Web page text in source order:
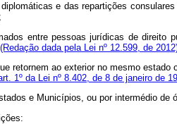
e das repartições
entre pessoas jurídicas de direito
(Redação dada pela Lei nº 12.599, de
retornem ao exterior no mesmo
1º da Lei nº 8.402, de 8 de janeiro de
e Municípios, ou por intermédio de